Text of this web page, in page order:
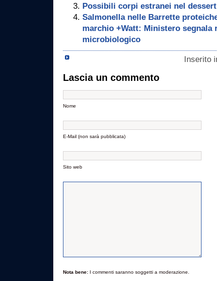
Possibili corpi estranei nel
Salmonella nelle Barrette
marchio +Watt: Ministero
microbiologico
Inserito
Lascia un commento
Nome
E-Mail (non sarà pubblicata)
Sito web
Nota bene: I commenti saranno soggetti a moderazione.